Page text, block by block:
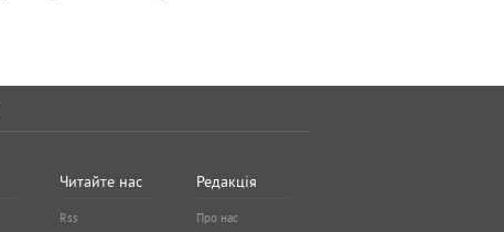
Читайте нас
Rss
Редакція
Про нас